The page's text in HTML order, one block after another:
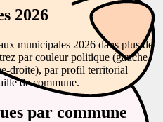
2026
municipales 2026 dans plus de
par couleur politique (gauche,
droite), par profil territorial
de commune.
par commune